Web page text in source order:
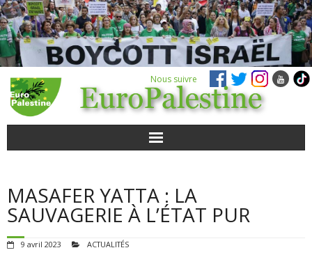
Nous suivre
POUR AGIR
MASAFER YATTA : LA
SAUVAGERIE À L’ÉTAT PUR
9 avril 2023 ACTUALITÉS